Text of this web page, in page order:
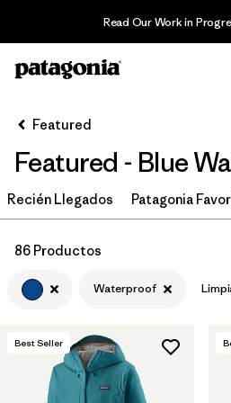
Read Our Work in
Filter & Sort
Ordenar Por
Filtrar por
Category
Filtrar por
Price
Filtrar por
Size
Filtrar por
Fit
Filtrar por
Color
Featured
Featured - Blue
Recién Llegados Patagonia
86 Productos
Waterproof
Best Seller